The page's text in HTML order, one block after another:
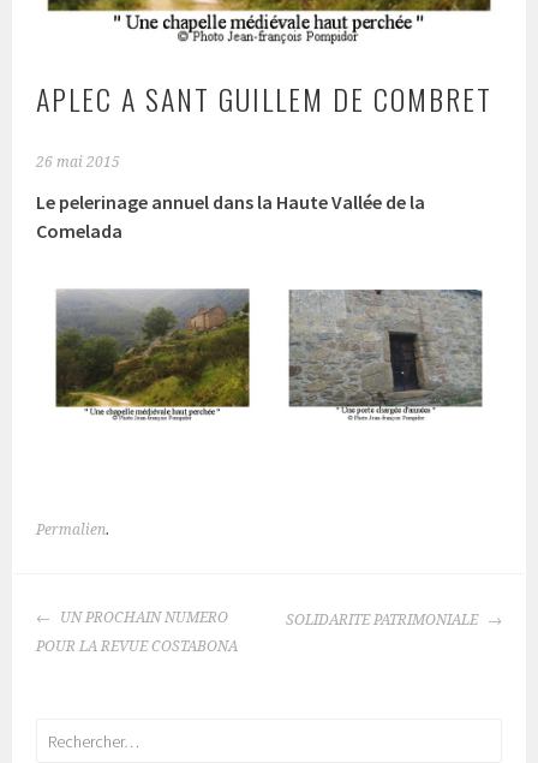
APLEC A SANT GUILLEM DE COMBRET
26 mai 2015
Le pelerinage annuel dans la Haute Vallée de la
Comelada
Permalien.
NAVIGATION
DES
UN PROCHAIN NUMERO
POUR LA REVUE COSTABONA
SOLIDARITE PATRIMONIALE
Rechercher :